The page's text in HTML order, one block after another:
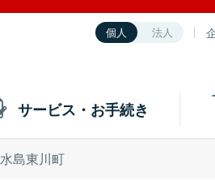
個人 法人
サービス・お手続き
水島東川町